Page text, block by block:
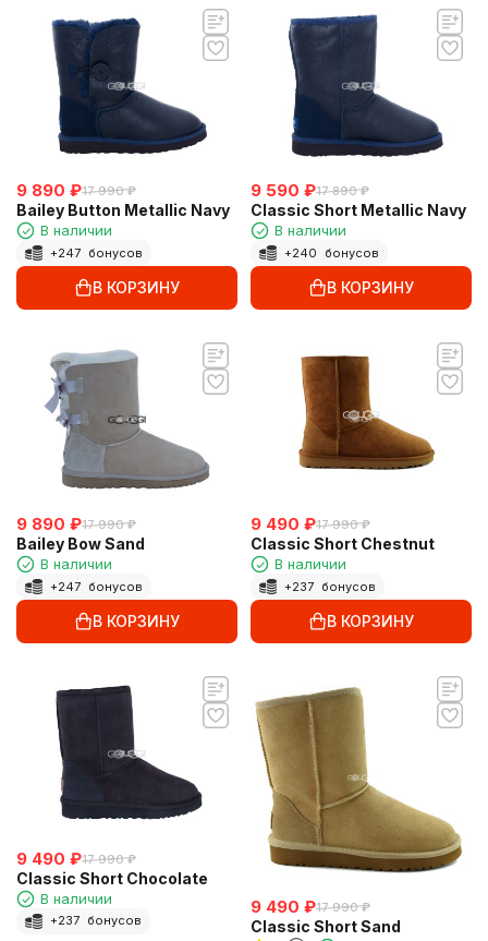
9 890 ₽17 990 ₽
Bailey Button Metallic Navy
В наличии
+247 бонусов
В КОРЗИНУ
9 590 ₽17 890 ₽
Classic Short Metallic Navy
В наличии
+240 бонусов
В КОРЗИНУ
9 890 ₽17 990 ₽
Bailey Bow Sand
В наличии
+247 бонусов
В КОРЗИНУ
9 490 ₽17 990 ₽
Classic Short Chestnut
В наличии
+237 бонусов
В КОРЗИНУ
9 490 ₽17 990 ₽
Classic Short Chocolate
В наличии
+237 бонусов
9 490 ₽17 990 ₽
Classic Short Sand